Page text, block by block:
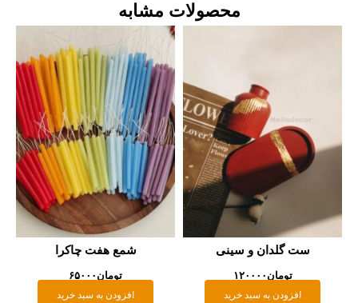
محصولات مشابه
ست گلدان و سینی
تومان۱۲۰۰۰۰
افزودن به سبد خرید
شمع هفت چاکرا
تومان۶۵۰۰۰
افزودن به سبد خرید